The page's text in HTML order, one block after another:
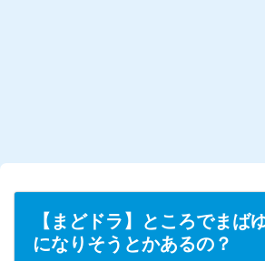
5
%
【まどドラ】ところでまば
になりそうとかあるの？